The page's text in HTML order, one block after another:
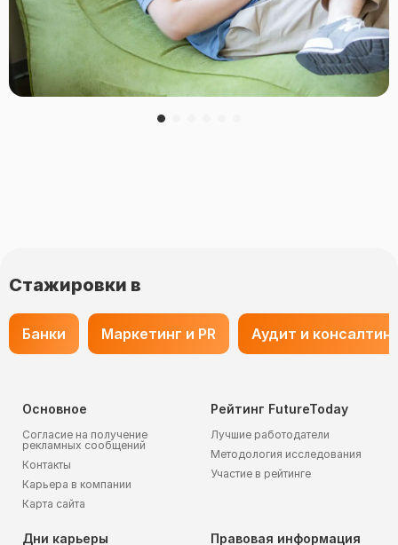
Стажировки в
Банки Маркетинг и PR Аудит и консалтинг
Основное
Согласие на получение
рекламных сообщений
Контакты
Карьера в компании
Карта сайта
Рейтинг FutureToday
Лучшие работодатели
Методология исследования
Участие в рейтинге
Дни карьеры Правовая информация